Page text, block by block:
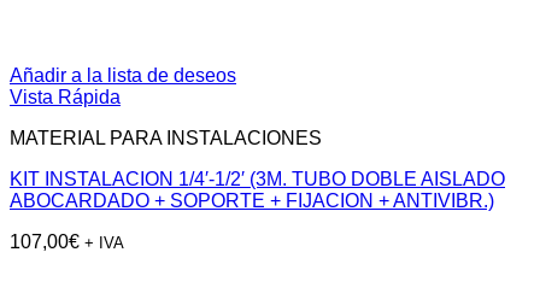
Añadir a la lista de deseos
Vista Rápida
MATERIAL PARA INSTALACIONES
KIT INSTALACION 1/4′-1/2′ (3M. TUBO DOBLE AISLADO
ABOCARDADO + SOPORTE + FIJACION + ANTIVIBR.)
107,00€ + IVA